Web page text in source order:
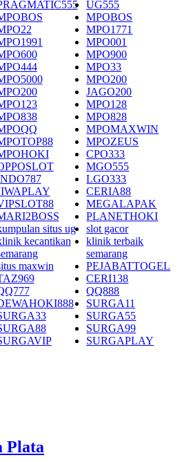
UG555
MPOBOS
MPO1771
MPO001
MPO900
MPO33
MPO200
JAGO200
MPO128
MPO828
MPOMAXWIN
MPOZEUS
CPO333
MGO555
LGO333
CERIA88
MEGALAPAK
PLANETHOKI
situs ug
slot gacor
kecantikan
klinik terbaik
semarang
maxwin
PEJABATTOGEL
CERI138
QQ888
SURGA11
SURGA55
SURGA99
SURGAPLAY
Plata